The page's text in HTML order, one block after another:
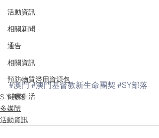
活動資訊
相關新聞
通告
相關資訊
預防物質濫用資源包
健康生活
#澳門 #澳門基督教新生命團契 #SY部落
S.Y.部落
多媒體
活動資訊